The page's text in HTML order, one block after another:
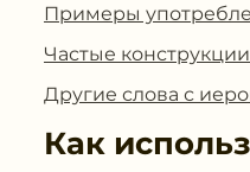
Примеры
Частые конструкции
Другие слова с
Как